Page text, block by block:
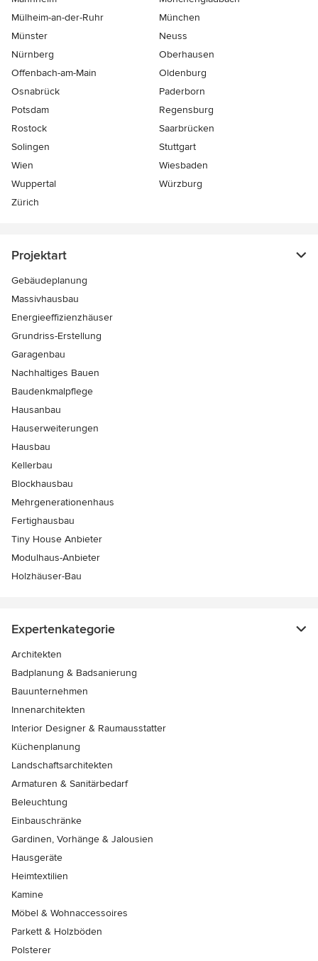
Mülheim-an-der-Ruhr
München
Münster
Neuss
Nürnberg
Oberhausen
Offenbach-am-Main
Oldenburg
Osnabrück
Paderborn
Potsdam
Regensburg
Rostock
Saarbrücken
Solingen
Stuttgart
Wien
Wiesbaden
Wuppertal
Würzburg
Zürich
Projektart
Gebäudeplanung
Massivhausbau
Energieeffizienzhäuser
Grundriss-Erstellung
Garagenbau
Nachhaltiges Bauen
Baudenkmalpflege
Hausanbau
Hauserweiterungen
Hausbau
Kellerbau
Blockhausbau
Mehrgenerationenhaus
Fertighausbau
Tiny House Anbieter
Modulhaus-Anbieter
Holzhäuser-Bau
Expertenkategorie
Architekten
Badplanung & Badsanierung
Bauunternehmen
Innenarchitekten
Interior Designer & Raumausstatter
Küchenplanung
Landschaftsarchitekten
Armaturen & Sanitärbedarf
Beleuchtung
Einbauschränke
Gardinen, Vorhänge & Jalousien
Hausgeräte
Heimtextilien
Kamine
Möbel & Wohnaccessoires
Parkett & Holzböden
Polsterer